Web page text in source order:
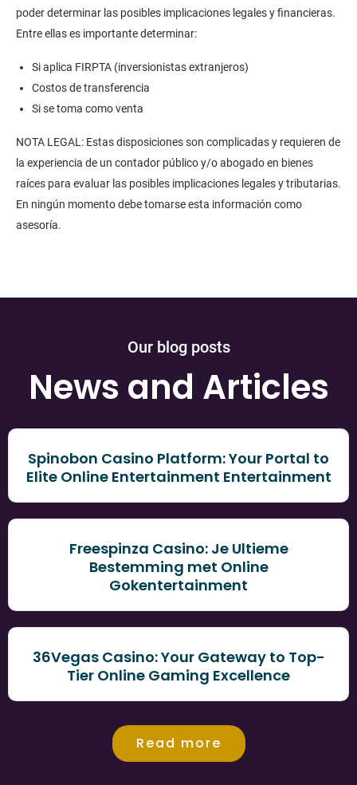
poder determinar las posibles implicaciones legales y financieras.
Entre ellas es importante determinar:
Si aplica FIRPTA (inversionistas extranjeros)
Costos de transferencia
Si se toma como venta
NOTA LEGAL: Estas disposiciones son complicadas y requieren de
la experiencia de un contador público y/o abogado en bienes
raíces para evaluar las posibles implicaciones legales y tributarias.
En ningún momento debe tomarse esta información como
asesoría.
Our blog posts
News and Articles
Spinobon Casino Platform: Your Portal to
Elite Online Entertainment Entertainment
Freespinza Casino: Je Ultieme
Bestemming met Online
Gokentertainment
36Vegas Casino: Your Gateway to Top-
Tier Online Gaming Excellence
Read more